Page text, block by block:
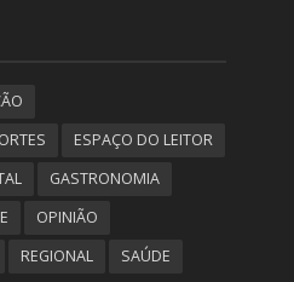
ESPAÇO DO LEITOR
GASTRONOMIA
OPINIÃO
REGIONAL SAÚDE